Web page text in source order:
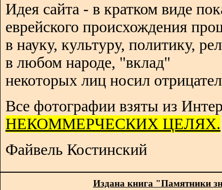
Идея сайта - в кратком виде
еврейского происхождения
в науку, культуру, политику,
в любом народе, "вклад"
некоторых лиц носил
Все фотографии взяты из
НЕКОММЕРЧЕСКИХ ЦЕЛЯХ.
Файвель Костинский
Издана книга "Памятники